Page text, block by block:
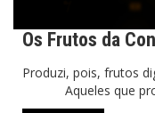
Os Frutos da
Produzi, pois, frutos
Aqueles que